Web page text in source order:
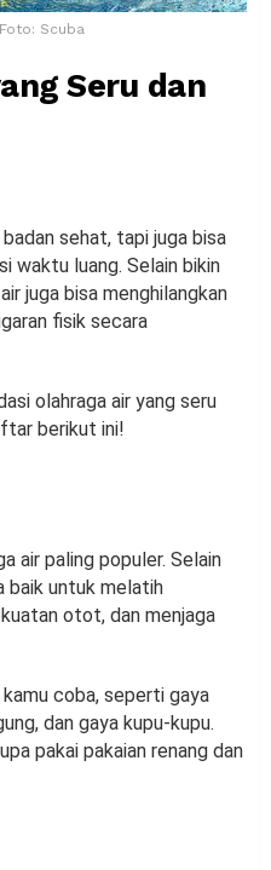
Scuba
Seru dan
sehat, tapi juga bisa
waktu luang. Selain bikin
juga bisa menghilangkan
fisik secara
olahraga air yang seru
berikut ini!
air paling populer. Selain
baik untuk melatih
otot, dan menjaga
coba, seperti gaya
dan gaya kupu-kupu.
pakai pakaian renang dan